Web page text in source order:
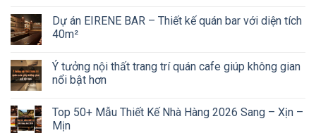
Dự án EIRENE BAR – Thiết kế quán bar với diện tích
40m²
Ý tưởng nội thất trang trí quán cafe giúp không gian
nổi bật hơn
Top 50+ Mẫu Thiết Kế Nhà Hàng 2026 Sang – Xịn –
Mịn